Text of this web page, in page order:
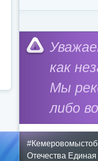
Категория:
как
Мы
либо
Отечества